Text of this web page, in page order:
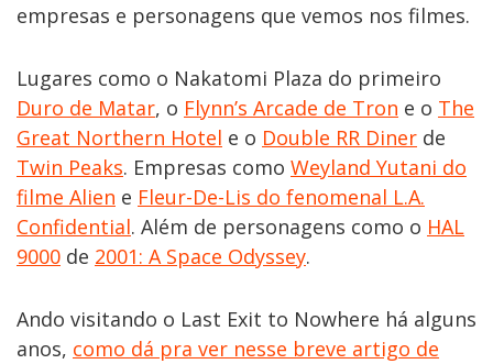
empresas e personagens que vemos nos filmes.
Lugares como o Nakatomi Plaza do primeiro
Duro de Matar, o Flynn’s Arcade de Tron e o The
Great Northern Hotel e o Double RR Diner de
Twin Peaks. Empresas como Weyland Yutani do
filme Alien e Fleur-De-Lis do fenomenal L.A.
Confidential. Além de personagens como o HAL
9000 de 2001: A Space Odyssey.
Ando visitando o Last Exit to Nowhere há alguns
anos, como dá pra ver nesse breve artigo de